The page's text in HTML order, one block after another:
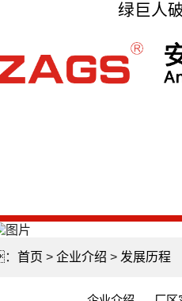
绿巨人
：首页 >企业介绍 > 发展历程